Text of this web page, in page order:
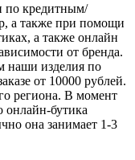
по кредитным/
а также при помощи
а также онлайн
от бренда.
наши изделия по
от 10000 рублей.
региона. В момент
онлайн-бутика
она занимает 1-3